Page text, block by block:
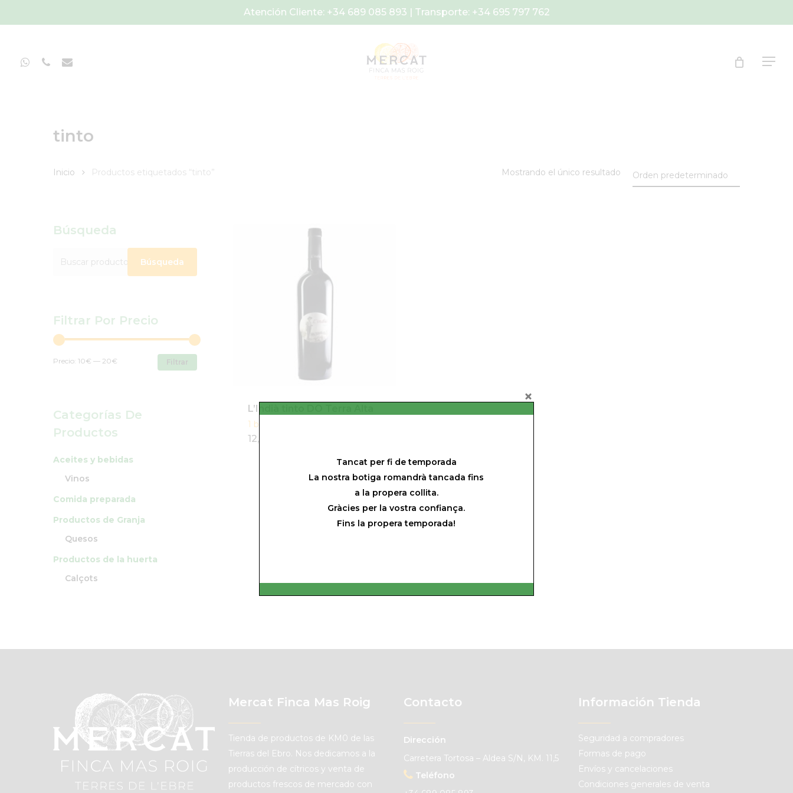
to
Atención Cliente: +34 689 085 893 | Transporte: +34 695 797 762
Whatsapp
PhoneEmail Menu
tinto
Orden predeterminado
Mostrando el único resultado
Inicio Productos etiquetados “tinto”
Búsqueda
Búsqueda
Filtrar Por Precio
Precio
Precio
Filtrar
Precio: 10€ — 20€
Categorías De
Productos
Aceites y bebidas
Vinos
Comida preparada
Productos de Granja
Quesos
Productos de la huerta
Calçots
L’Indià tinto DO Terra Alta
1 botella
12,50
Mercat Finca Mas Roig
Tienda de productos de KM0 de las
Tierras del Ebro. Nos dedicamos a la
producción de cítricos y venta de
productos frescos de mercado con
Contacto
Dirección
Carretera Tortosa – Aldea S/N, KM. 11,5
Teléfono
Información Tienda
Seguridad a compradores
Formas de pago
Envíos y cancelaciones
Condiciones generales de venta
Tancat per fi de temporada
La nostra botiga romandrà tancada fins
a la propera collita.
Gràcies per la vostra confiança.
Fins la propera temporada!